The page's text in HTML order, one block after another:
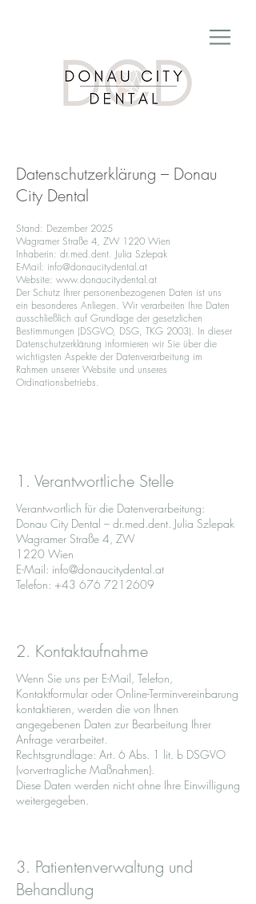
Datenschutzerklärung – Donau
City Dental
Stand: Dezember 2025
Wagramer Straße 4, ZW 1220 Wien
Inhaberin: dr.med.dent. Julia Szlepak
E-Mail: info@donaucitydental.at
Website: www.donaucitydental.at
Der Schutz Ihrer personenbezogenen Daten ist uns
ein besonderes Anliegen. Wir verarbeiten Ihre Daten
ausschließlich auf Grundlage der gesetzlichen
Bestimmungen (DSGVO, DSG, TKG 2003). In dieser
Datenschutzerklärung informieren wir Sie über die
wichtigsten Aspekte der Datenverarbeitung im
Rahmen unserer Website und unseres
Ordinationsbetriebs.
1. Verantwortliche Stelle
Verantwortlich für die Datenverarbeitung:
Donau City Dental – dr.med.dent. Julia Szlepak
Wagramer Straße 4, ZW
1220 Wien
E-Mail: info@donaucitydental.at
Telefon: +43 676 7212609
2. Kontaktaufnahme
Wenn Sie uns per E-Mail, Telefon,
Kontaktformular oder Online-Terminvereinbarung
kontaktieren, werden die von Ihnen
angegebenen Daten zur Bearbeitung Ihrer
Anfrage verarbeitet.
Rechtsgrundlage: Art. 6 Abs. 1 lit. b DSGVO
(vorvertragliche Maßnahmen).
Diese Daten werden nicht ohne Ihre Einwilligung
weitergegeben.
3. Patientenverwaltung und
Behandlung